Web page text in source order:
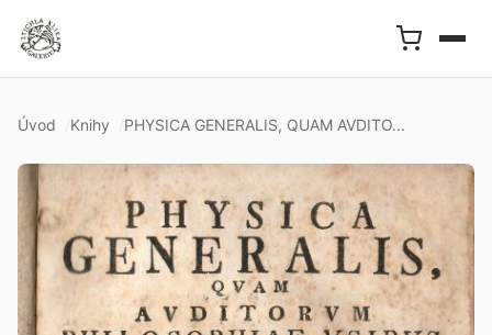
Úvod Knihy PHYSICA GENERALIS, QUAM AVDITO...